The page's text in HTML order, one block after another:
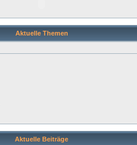
Aktuelle Themen
Aktuelle Beiträge